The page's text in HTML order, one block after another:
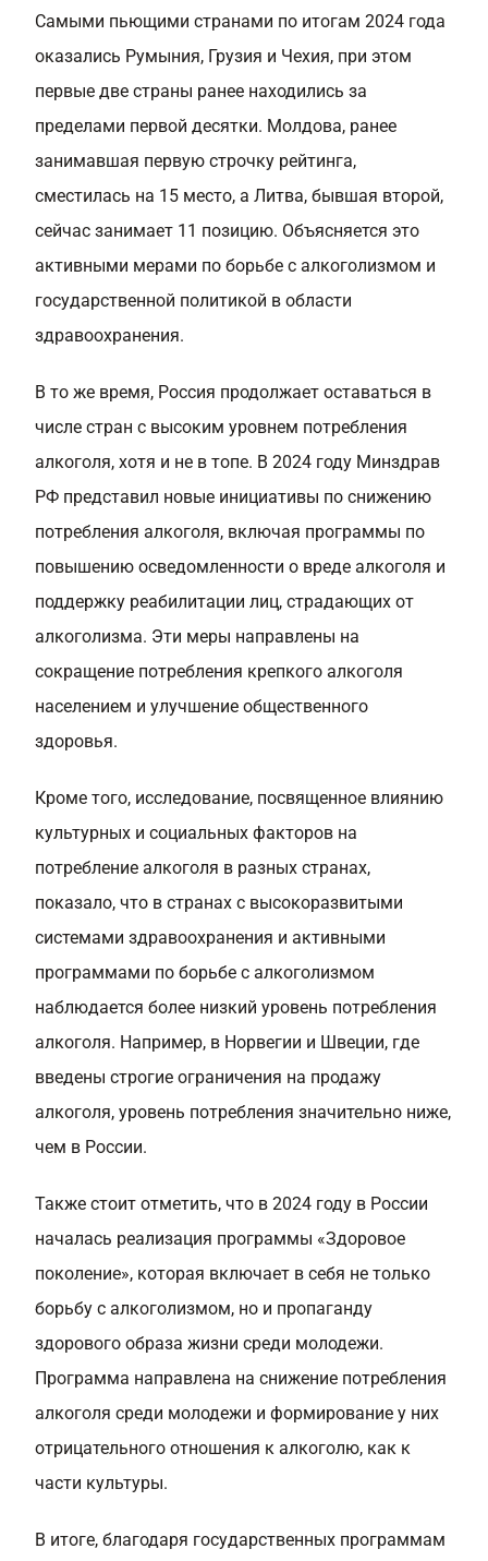
Самыми пьющими странами по итогам 2024 года
оказались Румыния, Грузия и Чехия, при этом
первые две страны ранее находились за
пределами первой десятки. Молдова, ранее
занимавшая первую строчку рейтинга,
сместилась на 15 место, а Литва, бывшая второй,
сейчас занимает 11 позицию. Объясняется это
активными мерами по борьбе с алкоголизмом и
государственной политикой в области
здравоохранения.
В то же время, Россия продолжает оставаться в
числе стран с высоким уровнем потребления
алкоголя, хотя и не в топе. В 2024 году Минздрав
РФ представил новые инициативы по снижению
потребления алкоголя, включая программы по
повышению осведомленности о вреде алкоголя и
поддержку реабилитации лиц, страдающих от
алкоголизма. Эти меры направлены на
сокращение потребления крепкого алкоголя
населением и улучшение общественного
здоровья.
Кроме того, исследование, посвященное влиянию
культурных и социальных факторов на
потребление алкоголя в разных странах,
показало, что в странах с высокоразвитыми
системами здравоохранения и активными
программами по борьбе с алкоголизмом
наблюдается более низкий уровень потребления
алкоголя. Например, в Норвегии и Швеции, где
введены строгие ограничения на продажу
алкоголя, уровень потребления значительно ниже,
чем в России.
Также стоит отметить, что в 2024 году в России
началась реализация программы «Здоровое
поколение», которая включает в себя не только
борьбу с алкоголизмом, но и пропаганду
здорового образа жизни среди молодежи.
Программа направлена на снижение потребления
алкоголя среди молодежи и формирование у них
отрицательного отношения к алкоголю, как к
части культуры.
В итоге, благодаря государственных программам